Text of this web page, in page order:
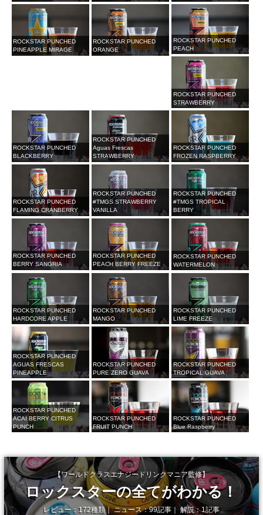
ROCKSTAR PUNCHED
PINEAPPLE MIRAGE
ROCKSTAR PUNCHED
ORANGE
ROCKSTAR PUNCHED
PEACH
ROCKSTAR PUNCHED
STRAWBERRY
ROCKSTAR PUNCHED
BLACKBERRY
ROCKSTAR PUNCHED
Aguas Frescas
STRAWBERRY
ROCKSTAR PUNCHED
FROZEN RASPBERRY
ROCKSTAR PUNCHED
FLAMING CRANBERRY
ROCKSTAR PUNCHED
#TMGS STRAWBERRY
VANILLA
ROCKSTAR PUNCHED
#TMGS TROPICAL
BERRY
ROCKSTAR PUNCHED
BERRY SANGRIA
ROCKSTAR PUNCHED
PEACH BERRY FREEZE
ROCKSTAR PUNCHED
WATERMELON
ROCKSTAR PUNCHED
HARDCORE APPLE
ROCKSTAR PUNCHED
MANGO
ROCKSTAR PUNCHED
LIME FREEZE
ROCKSTAR PUNCHED
AGUAS FRESCAS
PINEAPPLE
ROCKSTAR PUNCHED
PURE ZERO GUAVA
ROCKSTAR PUNCHED
TROPICAL GUAVA
ROCKSTAR PUNCHED
ACAI BERRY CITRUS
PUNCH
ROCKSTAR PUNCHED
FRUIT PUNCH
ROCKSTAR PUNCHED
Blue Raspberry
【ワールドクラスエナジードリンクマニア監修】
ロックスターの全てがわかる！
レビュー：172種類｜ ニュース：99記事｜ 解説：1記事